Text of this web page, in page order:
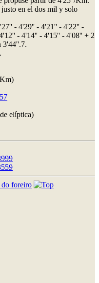
en el dos mil y solo
- 4'29'' - 4'21'' - 4'22'' -
- 4'14'' - 4'15'' - 4'08'' + 2
3'44''.7.
elíptica)